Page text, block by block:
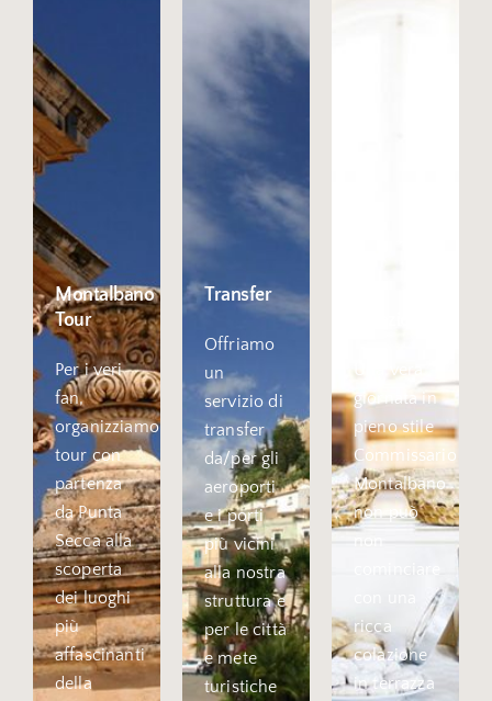
Montalbano
Tour
Per i veri
fan,
organizziamo
tour con
partenza
da Punta
Secca alla
scoperta
dei luoghi
più
affascinanti
della
Transfer
Offriamo
un
servizio di
transfer
da/per gli
aeroporti
e i porti
più vicini
alla nostra
struttura e
per le città
e mete
turistiche
Una vera
giornata in
pieno stile
Commissario
Montalbano
non può
non
ricca
colazione
in terrazza